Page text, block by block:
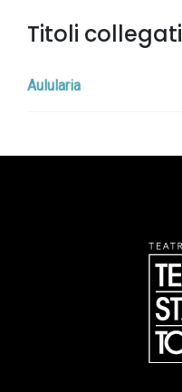
Titoli collegati
Aulularia